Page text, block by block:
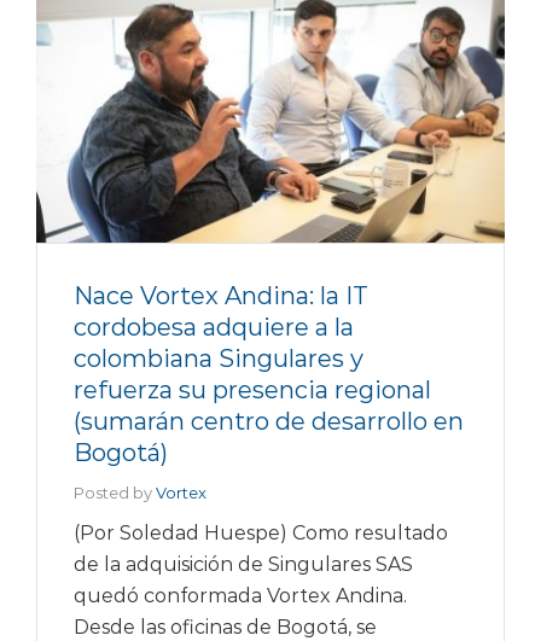
Nace Vortex Andina: la IT
cordobesa adquiere a la
colombiana Singulares y
refuerza su presencia regional
(sumarán centro de desarrollo en
Bogotá)
Posted byVortex
(Por Soledad Huespe) Como resultado
de la adquisición de Singulares SAS
quedó conformada Vortex Andina.
Desde las oficinas de Bogotá, se